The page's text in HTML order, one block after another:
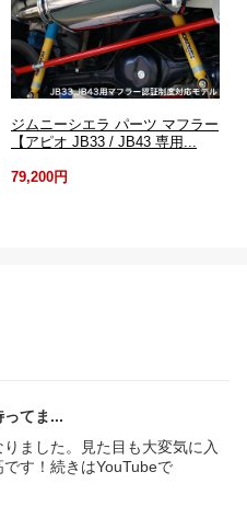
ジムニーシエラ パーツ マフラー
【アピオ JB33 / JB43 専用...
79,200円
って ま
ました。見た目も大変気に入
す！続きはYouTubeで